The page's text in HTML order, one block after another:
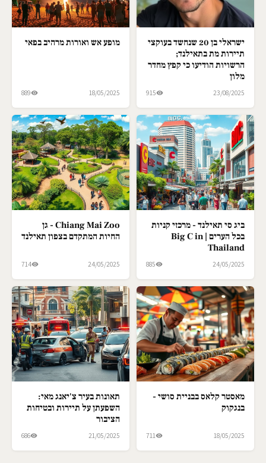
ישראלי בן 20 שנחשד בעוקצי
תיירות מת בתאילנד;
הרשויות הודיעו כי קפץ מחדר
מלון
23/08/2025
915
מופע אש ואורות מרהיב בפאי
18/05/2025
889
ביג סי תאילנד - מרכזי קניות
בכל הערים | Big C in
Thailand
24/05/2025
885
Chiang Mai Zoo - גן
החיות המתקדם בצפון תאילנד
24/05/2025
714
מאסטר קלאס בבניית סושי -
בנגקוק
18/05/2025
711
תאונות בעיר צ'יאנג מאי:
השפעתן על תיירות ובטיחות
הציבור
21/05/2025
686